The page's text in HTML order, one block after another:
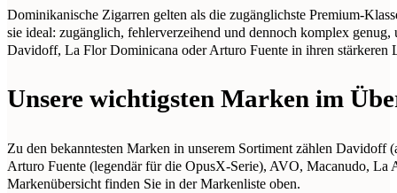
Dominikanische Zigarren gelten als die zugänglichste Premium-
sie ideal: zugänglich, fehlerverzeihend und dennoch komplex
Davidoff, La Flor Dominicana oder Arturo Fuente in ihren stärkeren
Unsere wichtigsten Marken im
Zu den bekanntesten Marken in unserem Sortiment zählen
Arturo Fuente (legendär für die OpusX-Serie), AVO, Macanudo,
Markenübersicht finden Sie in der Markenliste oben.